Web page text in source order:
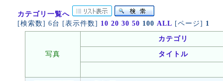
カテゴリ一覧へ
[検索数] 6台 [表示件数] 10 20 30 50 100 ALL [ページ] 1
写真
カテゴリ
タイトル